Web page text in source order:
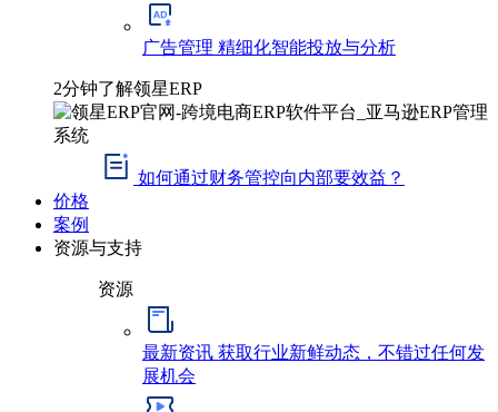
广告管理 精细化智能投放与分析
2分钟了解领星ERP
如何通过财务管控向内部要效益？
价格
案例
资源与支持
资源
最新资讯 获取行业新鲜动态，不错过任何发
展机会